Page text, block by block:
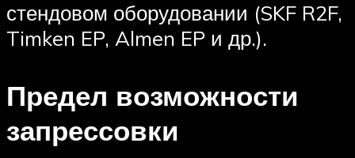
стендовом оборудовании (SKF R2F,
Timken EP, Almen EP и др.).
Предел возможности
запрессовки